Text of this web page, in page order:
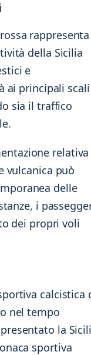
rappresenta
della Sicilia
e
ai principali scali
sia il traffico
relativa
vulcanica può
delle
i
dei propri voli
calcistica
nel tempo
la
sportiva